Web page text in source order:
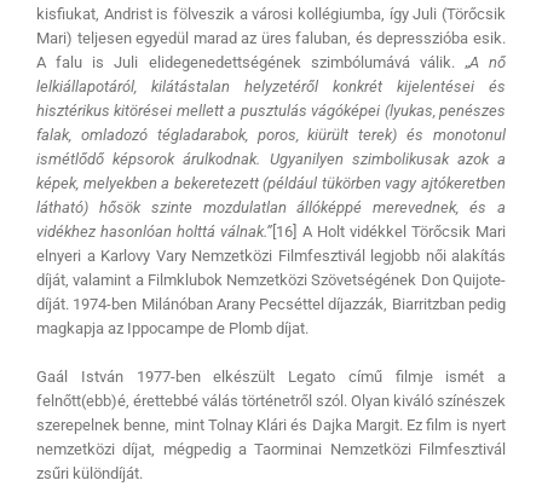
kisfiukat, Andrist is fölveszik a városi kollégiumba, így Juli (Törőcsik
Mari) teljesen egyedül marad az üres faluban, és depresszióba esik.
A falu is Juli elidegenedettségének szimbólumává válik. „A nő
lelkiállapotáról, kilátástalan helyzetéről konkrét kijelentései és
hisztérikus kitörései mellett a pusztulás vágóképei (lyukas, penészes
falak, omladozó tégladarabok, poros, kiürült terek) és monotonul
ismétlődő képsorok árulkodnak. Ugyanilyen szimbolikusak azok a
képek, melyekben a bekeretezett (például tükörben vagy ajtókeretben
látható) hősök szinte mozdulatlan állóképpé merevednek, és a
vidékhez hasonlóan holttá válnak.”[16] A Holt vidékkel Törőcsik Mari
elnyeri a Karlovy Vary Nemzetközi Filmfesztivál legjobb női alakítás
díját, valamint a Filmklubok Nemzetközi Szövetségének Don Quijote-
díját. 1974-ben Milánóban Arany Pecséttel díjazzák, Biarritzban pedig
magkapja az Ippocampe de Plomb díjat.
Gaál István 1977-ben elkészült Legato című filmje ismét a
felnőtt(ebb)é, érettebbé válás történetről szól. Olyan kiváló színészek
szerepelnek benne, mint Tolnay Klári és Dajka Margit. Ez film is nyert
nemzetközi díjat, mégpedig a Taorminai Nemzetközi Filmfesztivál
zsűri különdíját.